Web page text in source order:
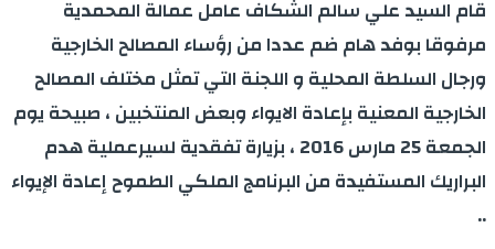
قام السيد علي سالم الشكاف عامل عمالة المحمدية
مرفوقا بوفد هام ضم عددا من رؤساء المصالح الخارجية
ورجال السلطة المحلية و اللجنة التي تمثل مختلف المصالح
الخارجية المعنية بإعادة الايواء وبعض المنتخبين ، صبيحة يوم
الجمعة 25 مارس 2016 ، بزيارة تفقدية لسيرعملية هدم
البراريك المستفيدة من البرنامج الملكي الطموح إعادة الإيواء
..